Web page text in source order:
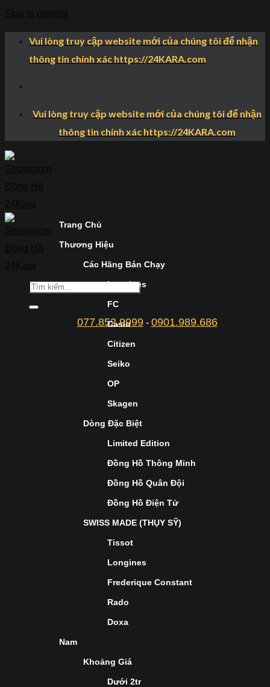
Vui lòng truy cập website mới của chúng tôi để nhận
thông tin chính xác https://24KARA.com
Vui lòng truy cập website mới của chúng tôi để nhận
thông tin chính xác https://24KARA.com
077.852.9999- 0901.989.686
Trang Chủ
Thương Hiệu
Các Hãng Bán Chạy
Longines
FC
Casio
Citizen
Seiko
OP
Skagen
Dòng Đặc Biệt
Limited Edition
Đồng Hồ Thông Minh
Đồng Hồ Quân Đội
Đồng Hồ Điện Tử
SWISS MADE (THỤY SỸ)
Tissot
Longines
Frederique Constant
Rado
Doxa
Nam
Khoảng Giá
Dưới 2tr